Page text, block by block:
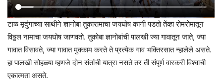
टाळ मृदुंगाच्या साथीने ज्ञानोबा तुकारामाचा जयघोष कानी पडतो तेंव्हा रोमरोमातून
विठ्ठल नामाचा जयघोष जाणवतो. तुकोबा ज्ञानोबांची पालखी ज्या गावातून जाते, ज्या
गावात विसावते, ज्या गावात मुक्काम करते ते प्रत्येक गाव भक्तिरसात न्हालेले असते.
हा पालखी सोहळ्या म्हणजे दोन संतांची यात्रा नसते तर ती संपूर्ण वारकरी विश्वाची
एकात्मता असते.